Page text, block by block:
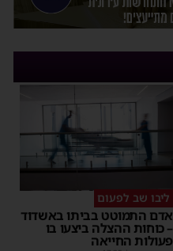
ליבו שב לפעום
אדם התמוטט בביתו באשדוד
– כוחות ההצלה ביצעו בו
פעולות החייאה